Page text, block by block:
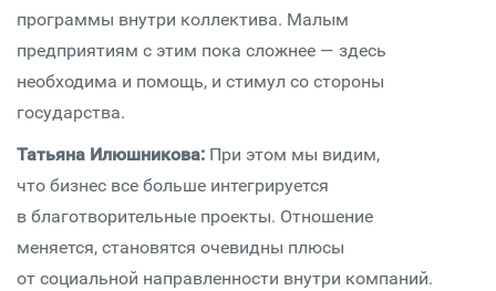
программы внутри коллектива. Малым
предприятиям с этим пока сложнее — здесь
необходима и помощь, и стимул со стороны
государства.
Татьяна Илюшникова: При этом мы видим,
что бизнес все больше интегрируется
в благотворительные проекты. Отношение
меняется, становятся очевидны плюсы
от социальной направленности внутри компаний.